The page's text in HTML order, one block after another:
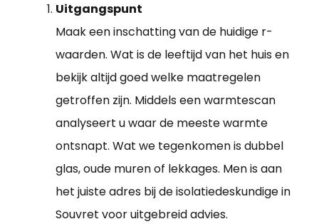
Uitgangspunt
Maak een inschatting van de huidige r-
waarden. Wat is de leeftijd van het huis en
bekijk altijd goed welke maatregelen
getroffen zijn. Middels een warmtescan
analyseert u waar de meeste warmte
ontsnapt. Wat we tegenkomen is dubbel
glas, oude muren of lekkages. Men is aan
het juiste adres bij de isolatiedeskundige in
Souvret voor uitgebreid advies.